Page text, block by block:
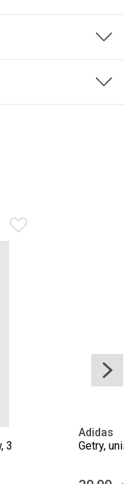
3
Adidas
Getry,